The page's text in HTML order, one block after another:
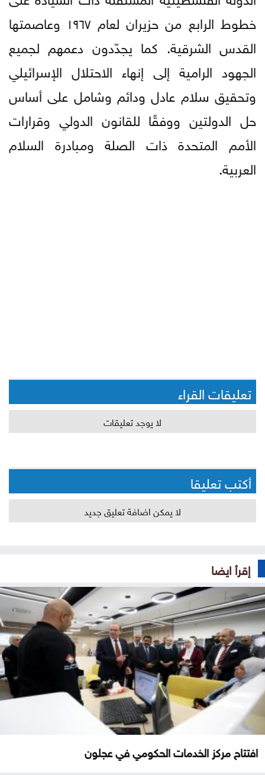
خطوط الرابع من حزيران لعام ١٩٦٧ وعاصمتها
القدس الشرقية. كما يجدّدون دعمهم لجميع
الجهود الرامية إلى إنهاء الاحتلال الإسرائيلي
وتحقيق سلام عادل ودائم وشامل على أساس
حل الدولتين ووفقًا للقانون الدولي وقرارات
الأمم المتحدة ذات الصلة ومبادرة السلام
العربية.
تعليقات القراء
لا يوجد تعليقات
أكتب تعليقا
لا يمكن اضافة تعليق جديد
إقرأ ايضا
افتتاح مركز الخدمات الحكومي في عجلون